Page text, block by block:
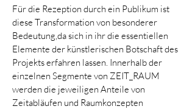
Für die Rezeption durch ein Publikum ist
diese Transformation von besonderer
Bedeutung,da sich in ihr die essentiellen
Elemente der künstlerischen Botschaft des
Projekts erfahren lassen. Innerhalb der
einzelnen Segmente von ZEIT_RAUM
werden die jeweiligen Anteile von
Zeitabläufen und Raumkonzepten